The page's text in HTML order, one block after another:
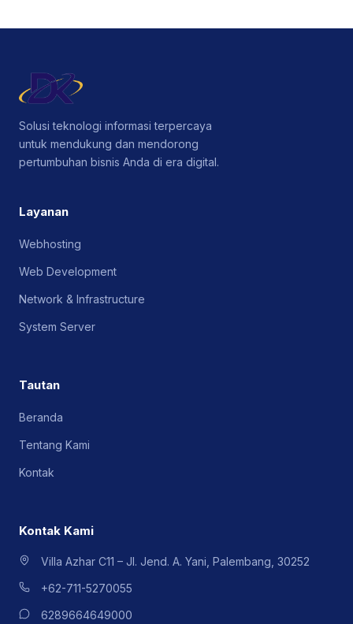
Solusi teknologi informasi terpercaya
untuk mendukung dan mendorong
pertumbuhan bisnis Anda di era digital.
Layanan
Webhosting
Web Development
Network & Infrastructure
System Server
Tautan
Beranda
Tentang Kami
Kontak
Kontak Kami
Villa Azhar C11 – Jl. Jend. A. Yani, Palembang, 30252
+62-711-5270055
6289664649000